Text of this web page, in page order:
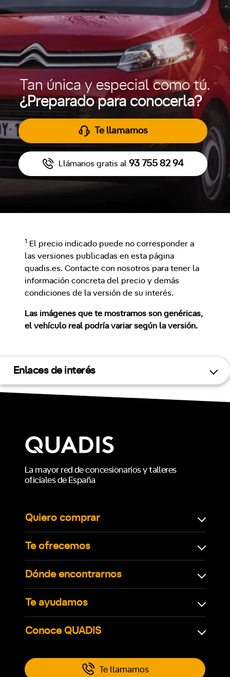
Tan única y especial como tú.
¿Preparado para conocerla?
Te llamamos
Llámanos gratis al 93 755 82 94
1
El precio indicado puede no corresponder a
las versiones publicadas en esta página
quadis.es. Contacte con nosotros para tener la
información concreta del precio y demás
condiciones de la versión de su interés.
Las imágenes que te mostramos son genéricas,
el vehículo real podría variar según la versión.
Enlaces de interés
La mayor red de concesionarios y talleres
oficiales de España
Quiero comprar
Te ofrecemos
Dónde encontrarnos
Te ayudamos
Conoce QUADIS
Te llamamos